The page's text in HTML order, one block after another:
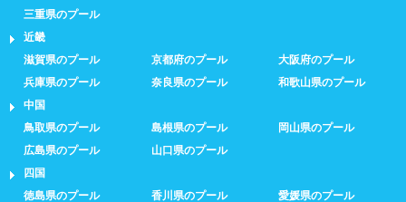
三重県のプール
近畿
滋賀県のプール
京都府のプール
大阪府のプール
兵庫県のプール
奈良県のプール
和歌山県のプール
中国
鳥取県のプール
島根県のプール
岡山県のプール
広島県のプール
山口県のプール
四国
徳島県のプール
香川県のプール
愛媛県のプール